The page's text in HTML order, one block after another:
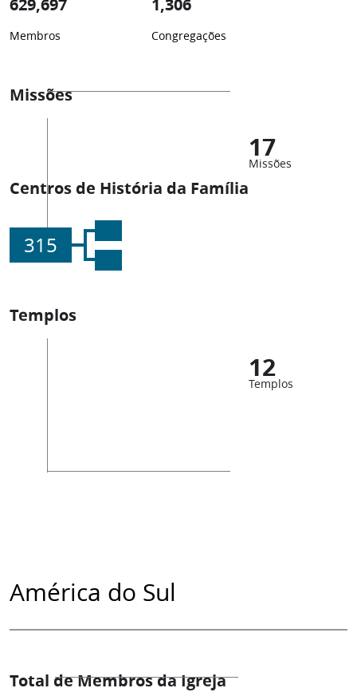
Membros Congregações
Missões
17
Missões
Centros de História da Família
315
Templos
12
Templos
América do Sul
Total de Membros da Igreja